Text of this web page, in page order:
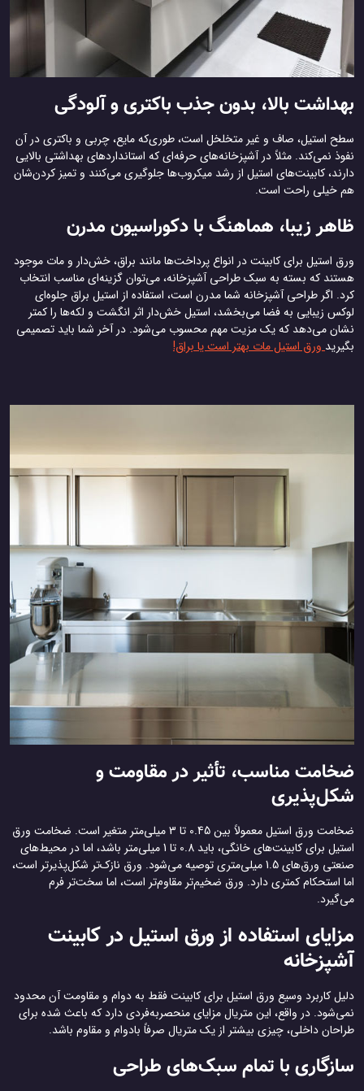
بهداشت بالا، بدون جذب باکتری و آلودگی
سطح استیل، صاف و غیر متخلخل است، طوری‌که مایع، چربی و باکتری در آن
نفوذ نمی‌کند. مثلاً در آشپزخانه‌های حرفه‌ای که استانداردهای بهداشتی بالایی
دارند، کابینت‌های استیل از رشد میکروب‌ها جلوگیری می‌کنند و تمیز کردن‌شان
هم خیلی راحت است.
ظاهر زیبا، هماهنگ با دکوراسیون مدرن
ورق استیل برای کابینت در انواع پرداخت‌ها مانند براق، خش‌دار و مات موجود
هستند که بسته به سبک طراحی آشپزخانه، می‌توان گزینه‌ای مناسب انتخاب
کرد. اگر طراحی آشپزخانه شما مدرن است، استفاده از استیل براق جلوه‌ای
لوکس زیبایی به فضا می‌بخشد، استیل خش‌دار اثر انگشت و لکه‌ها را کمتر
نشان می‌دهد که یک مزیت مهم محسوب می‌شود. در آخر شما باید تصمیمی
بگیریدورق استیل مات بهتر است یا براق!
ضخامت مناسب، تأثیر در مقاومت و
شکل‌پذیری
ضخامت ورق استیل معمولاً بین 0.45 تا 3 میلی‌متر متغیر است. ضخامت ورق
استیل برای کابینت‌های خانگی، باید 0.8 تا 1 میلی‌متر باشد، اما در محیط‌های
صنعتی ورق‌های 1.5 میلی‌متری توصیه می‌شود. ورق نازک‌تر شکل‌پذیرتر است،
اما استحکام کمتری دارد. ورق ضخیم‌تر مقاوم‌تر است، اما سخت‌تر فرم
می‌گیرد.
مزایای استفاده از ورق استیل در کابینت
آشپزخانه
دلیل کاربرد وسیع ورق استیل برای کابینت فقط به دوام و مقاومت آن محدود
نمی‌شود. در واقع، این متریال مزایای منحصربه‌فردی دارد که باعث شده برای
طراحان داخلی، چیزی بیشتر از یک متریال صرفاً بادوام و مقاوم باشد.
سازگاری با تمام سبک‌های طراحی